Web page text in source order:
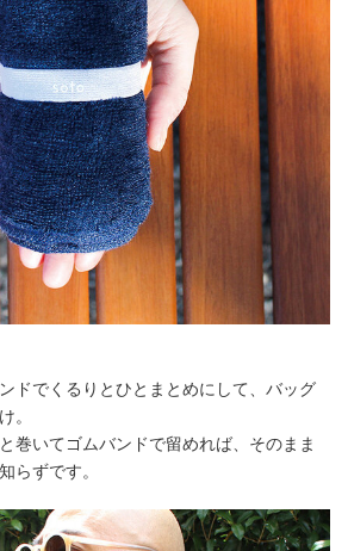
ドでくるりとひとまとめにして、バッグ
。
巻いてゴムバンドで留めれば、そのまま
らずです。